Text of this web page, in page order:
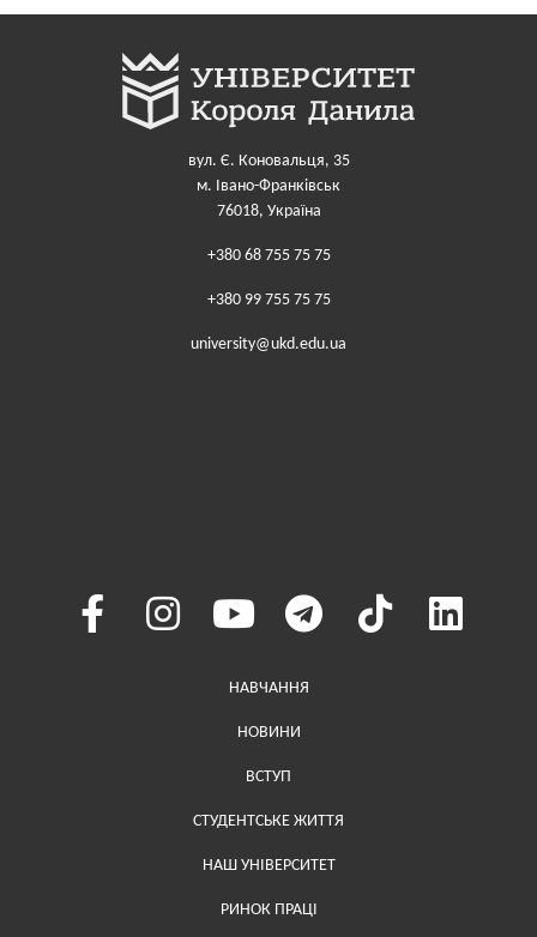
вул. Є. Коновальця, 35
м. Івано-Франківськ
76018, Україна
+380 68 755 75 75
+380 99 755 75 75
university@ukd.edu.ua
Меню у хедері
НАВЧАННЯ
НОВИНИ
ВСТУП
СТУДЕНТСЬКЕ ЖИТТЯ
НАШ УНІВЕРСИТЕТ
РИНОК ПРАЦІ